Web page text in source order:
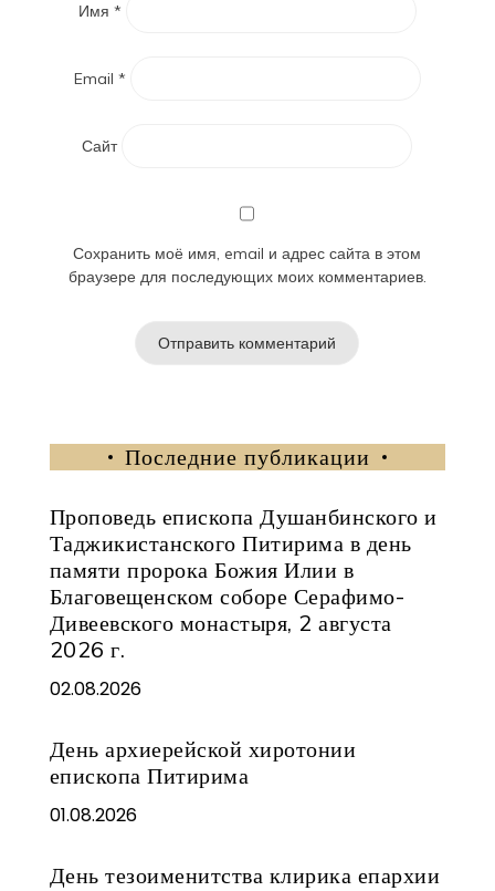
Имя *
Email *
Сайт
Сохранить моё имя, email и адрес сайта в этом
браузере для последующих моих комментариев.
Последние публикации
Проповедь епископа Душанбинского и
Таджикистанского Питирима в день
памяти пророка Божия Илии в
Благовещенском соборе Серафимо-
Дивеевского монастыря, 2 августа
2026 г.
02.08.2026
День архиерейской хиротонии
епископа Питирима
01.08.2026
День тезоименитства клирика епархии